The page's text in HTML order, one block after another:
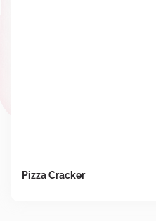
Pizza Cracker